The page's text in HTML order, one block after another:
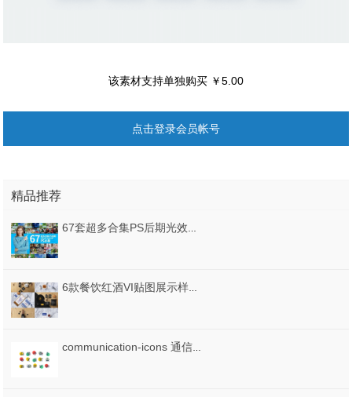
该素材支持单独购买 ￥5.00
点击登录会员帐号
精品推荐